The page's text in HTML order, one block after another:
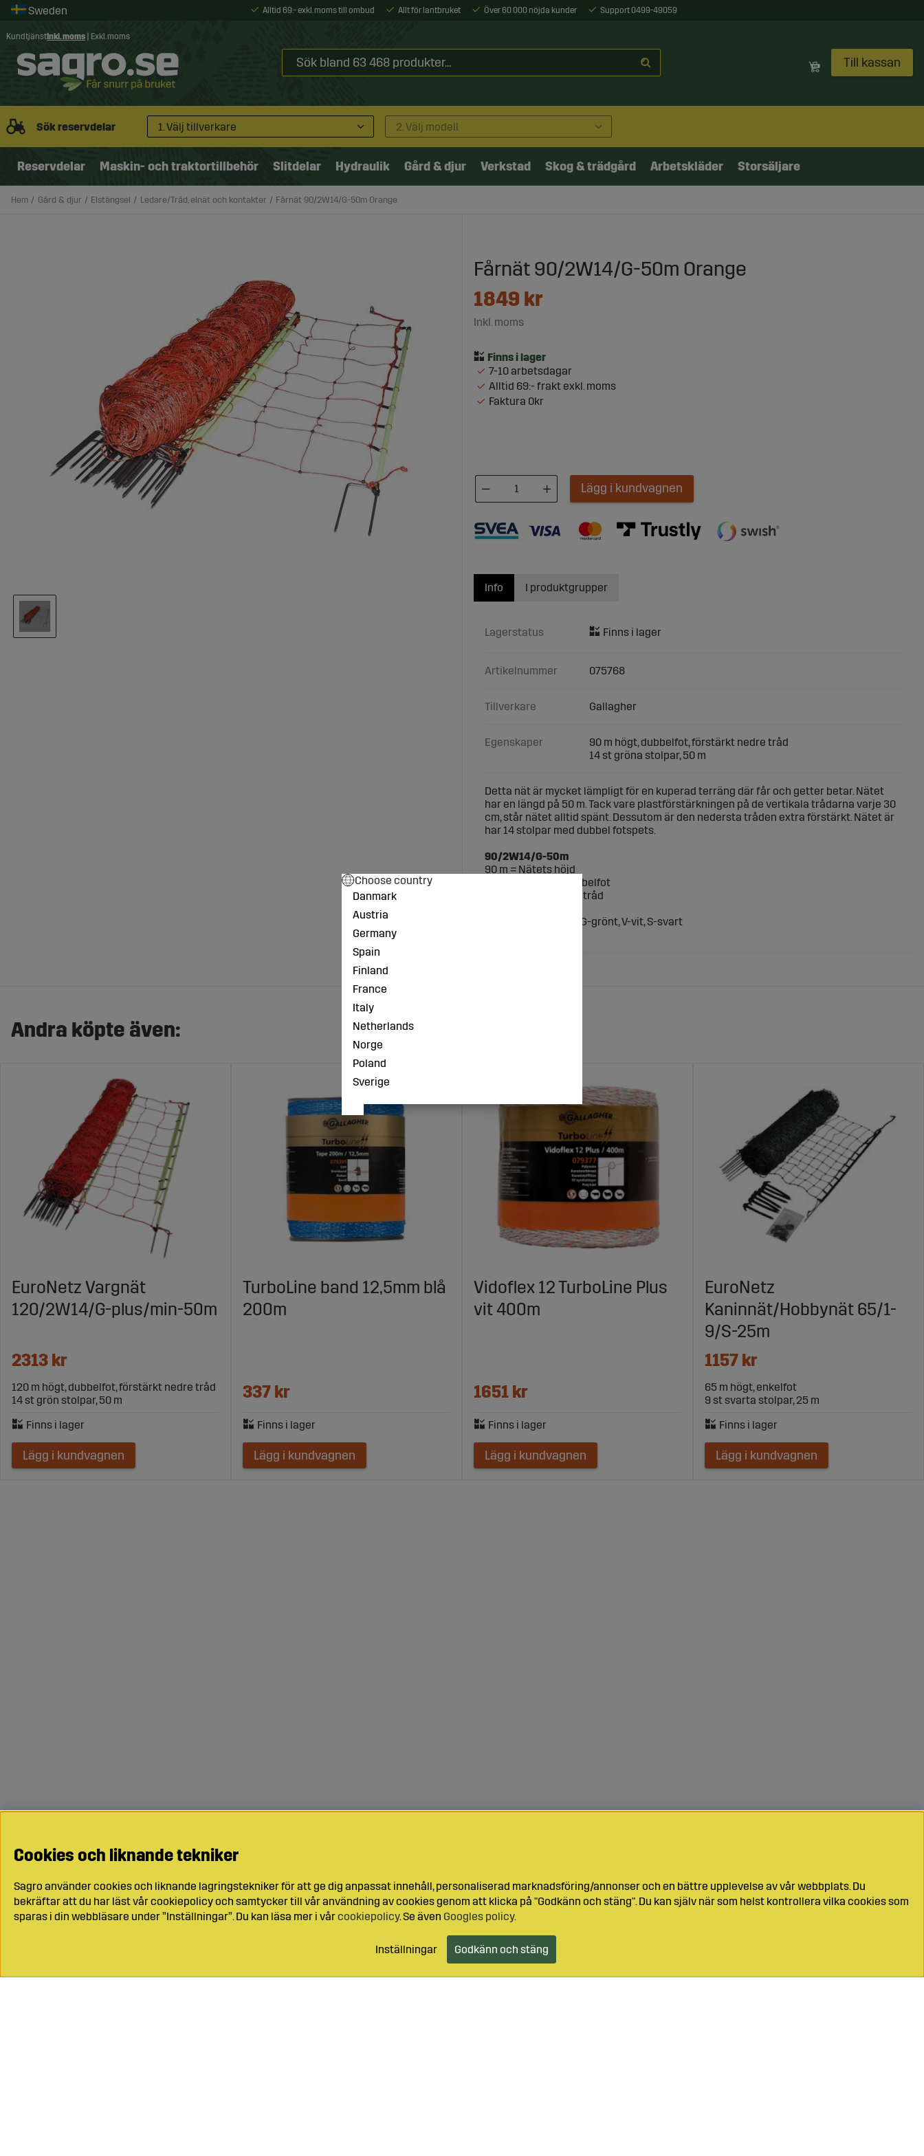
Alltid 69:- exkl. moms till ombud Allt för lantbruket Över 60 000 nöjda kunder Support 0499-49059
Kundtjänst Inkl. moms Exkl. moms
Till kassan
Sök reservdelar 1. Välj tillverkare 2. Välj modell
Reservdelar Maskin- och traktortillbehör Slitdelar Hydraulik Gård & djur Verkstad Skog & trädgård Arbetskläder Storsäljare
Hem Gård & djur Elstängsel Ledare/Tråd, elnät och kontakter Fårnät 90/2W14/G-50m Orange
Fårnät 90/2W14/G-50m Orange
1849 kr
Inkl. moms
7-10 arbetsdagar
Alltid 69:- frakt exkl. moms
Faktura 0kr
Lägg i kundvagnen
Info
Lagerstatus
Artikelnummer 075768
Tillverkare Gallagher
Egenskaper
90 m högt, dubbelfot, förstärkt nedre tråd
14 st gröna stolpar, 50 m
Detta nät är mycket lämpligt för en kuperad terräng där får och getter betar. Nätet
har en längd på 50 m. Tack vare plastförstärkningen på de vertikala trådarna varje 30
cm, står nätet alltid spänt. Dessutom är den nedersta tråden extra förstärkt. Nätet är
har 14 stolpar med dubbel fotspets.
90/2W14/G-50m
90 m = Nätets höjd
2 = 1-enkelfot 2-dubbelfot
W = Förstärkt nedre tråd
G = Stolparnas färg G-grönt, V-vit, S-svart
I produktgrupper
Andra köpte även:
EuroNetz Vargnät
120/2W14/G-plus/min-50m
2313 kr
120 m högt, dubbelfot, förstärkt nedre tråd
14 st grön stolpar, 50 m
Lägg i kundvagnen
TurboLine band 12,5mm blå
200m
337 kr
Lägg i kundvagnen
Vidoflex 12 TurboLine Plus
vit 400m
1651 kr
Lägg i kundvagnen
EuroNetz
Kaninnät/Hobbynät 65/1-
9/S-25m
1157 kr
65 m högt, enkelfot
9 st svarta stolpar, 25 m
Lägg i kundvagnen
Cookies och liknande tekniker
Sagro använder cookies och liknande lagringstekniker för att ge dig anpassat innehåll, personaliserad marknadsföring/annonser och en bättre upplevelse av vår webbplats. Du
bekräftar att du har läst vår cookiepolicy och samtycker till vår användning av cookies genom att klicka på "Godkänn och stäng". Du kan själv när som helst kontrollera vilka cookies som
sparas i din webbläsare under ”Inställningar”. Du kan läsa mer i vårcookiepolicy. Se även Googles policy.
Inställningar Godkänn och stäng
Choose country
Danmark
Austria
Germany
Spain
Finland
France
Italy
Netherlands
Norge
Poland
Sverige